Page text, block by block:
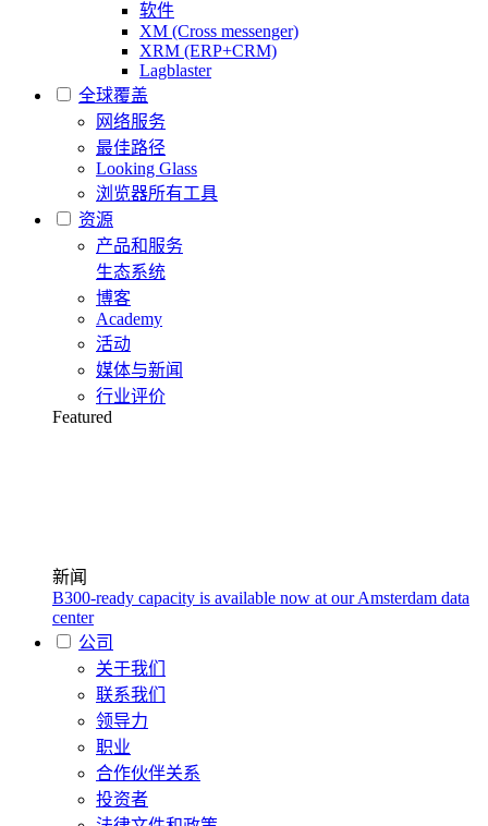
软件
XM (Cross messenger)
XRM (ERP+CRM)
Lagblaster
全球覆盖
网络服务
最佳路径
Looking Glass
浏览器所有工具
资源
产品和服务
生态系统
博客
Academy
活动
媒体与新闻
行业评价
Featured
新闻
B300-ready capacity is available now at our Amsterdam data
center
公司
关于我们
联系我们
领导力
职业
合作伙伴关系
投资者